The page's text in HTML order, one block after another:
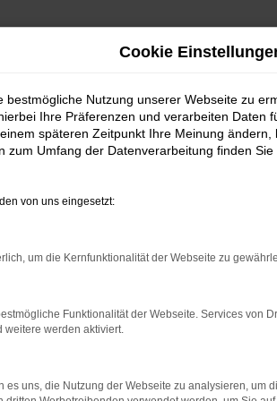
bestimmter Seiten verhindern.
beheben.
auf dem neuesten Stand sind.
kann auch dazu führen, dass
Cookie
bestmögliche Nutzung unserer Webseite zu
Ihre Präferenzen und verarbeiten Daten
späteren Zeitpunkt Ihre Meinung
zum Umfang der Datenverarbeitung finden Sie
von uns eingesetzt:
um die Kernfunktionalität der Webseite zu
Funktionalität der Webseite. Services von
weitere werden aktiviert.
es uns, die Nutzung der Webseite zu analysieren, um